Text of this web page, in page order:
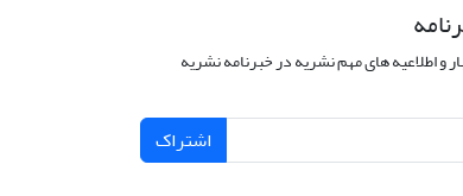
و اطلاعیه های مهم نشریه در خبرنامه نشریه
اشتراک